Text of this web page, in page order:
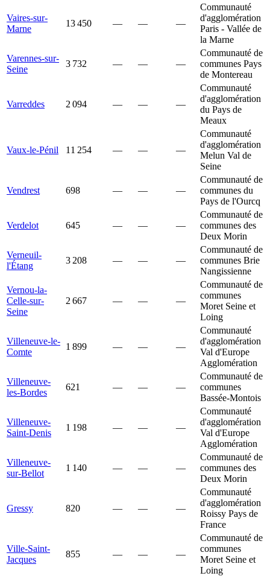
Vaires-sur-
Marne
13 450 — — —
Communauté
d'agglomération
Paris - Vallée de
la Marne
Varennes-sur-
Seine
3 732 — — —
Communauté de
communes Pays
de Montereau
Varreddes 2 094 — — —
Communauté
d'agglomération
du Pays de
Meaux
Vaux-le-Pénil 11 254 — — —
Communauté
d'agglomération
Melun Val de
Seine
Vendrest 698 — — —
Communauté de
communes du
Pays de l'Ourcq
Verdelot 645 — — —
Communauté de
communes des
Deux Morin
Verneuil-
l'Étang
3 208 — — —
Communauté de
communes Brie
Nangissienne
Vernou-la-
Celle-sur-
Seine
2 667 — — —
Communauté de
communes
Moret Seine et
Loing
Villeneuve-le-
Comte
1 899 — — —
Communauté
d'agglomération
Val d'Europe
Agglomération
Villeneuve-
les-Bordes
621 — — —
Communauté de
communes
Bassée-Montois
Villeneuve-
Saint-Denis
1 198 — — —
Communauté
d'agglomération
Val d'Europe
Agglomération
Villeneuve-
sur-Bellot
1 140 — — —
Communauté de
communes des
Deux Morin
Gressy 820 — — —
Communauté
d'agglomération
Roissy Pays de
France
Ville-Saint-
Jacques
855 — — —
Communauté de
communes
Moret Seine et
Loing